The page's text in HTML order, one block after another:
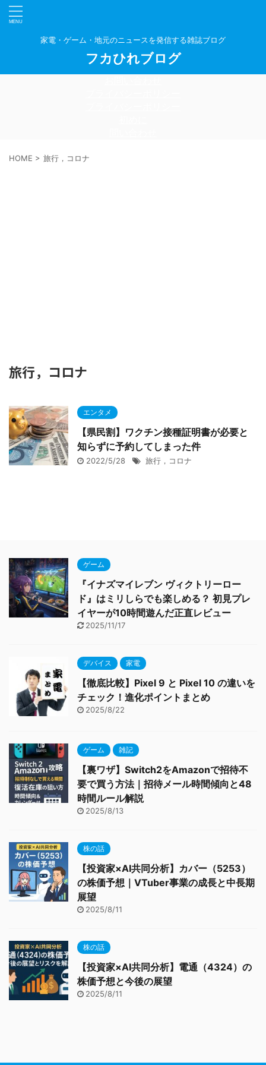
家電・ゲーム・地元のニュースを発信する雑誌ブログ
フカひれブログ
HOME > 旅行，コロナ
旅行，コロナ
エンタメ
【県民割】ワクチン接種証明書が必要と
知らずに予約してしまった件
2022/5/28 旅行，コロナ
ゲーム
『イナズマイレブン ヴィクトリーロー
ド』はミリしらでも楽しめる？ 初見プレ
イヤーが10時間遊んだ正直レビュー
2025/11/17
デバイス 家電
【徹底比較】Pixel 9 と Pixel 10 の違いを
チェック！進化ポイントまとめ
2025/8/22
ゲーム 雑記
【裏ワザ】Switch2をAmazonで招待不
要で買う方法｜招待メール時間傾向と48
時間ルール解説
2025/8/13
株の話
【投資家×AI共同分析】カバー（5253）
の株価予想｜VTuber事業の成長と中長期
展望
2025/8/11
株の話
【投資家×AI共同分析】電通（4324）の
株価予想と今後の展望
2025/8/11